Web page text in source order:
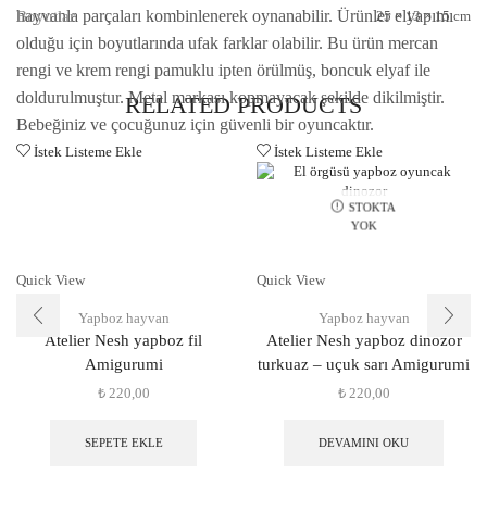
hayvanla parçaları kombinlenerek oynanabilir. Ürünler elyapımı
olduğu için boyutlarında ufak farklar olabilir. Bu ürün mercan
rengi ve krem rengi pamuklu ipten örülmüş, boncuk elyaf ile
doldurulmuştur. Metal markası kopmayacak şekilde dikilmiştir.
Bebeğiniz ve çocuğunuz için güvenli bir oyuncaktır.
Boyutlar 25 × 13 × 15 cm
RELATED PRODUCTS
İstek Listeme Ekle
Quick View
Yapboz hayvan
Atelier Nesh yapboz fil
Amigurumi
₺220,00
SEPETE EKLE
İstek Listeme Ekle
STOKTA
YOK
Quick View
Yapboz hayvan
Atelier Nesh yapboz dinozor
turkuaz – uçuk sarı Amigurumi
₺220,00
DEVAMINI OKU